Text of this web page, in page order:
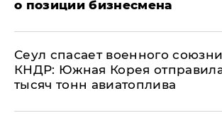
о позиции бизнесмена
​Сеул спасает военного
КНДР: Южная Корея
тысяч тонн авиатоплива